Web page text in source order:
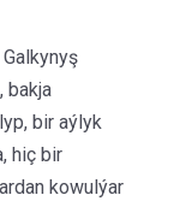
bakja
bir aýlyk
hiç bir
kowulýar